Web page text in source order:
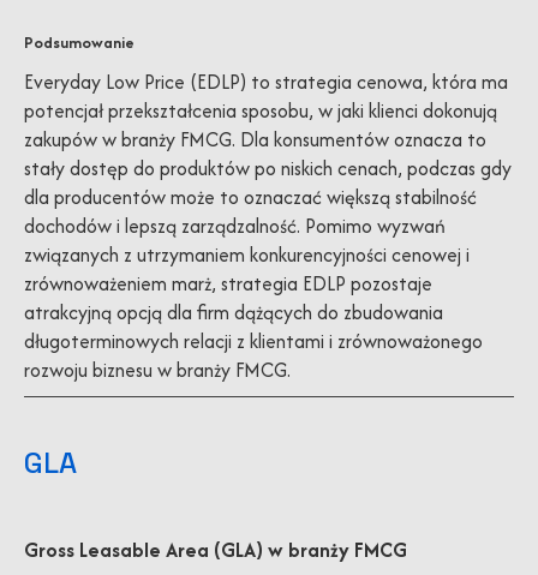
Podsumowanie
Everyday Low Price (EDLP) to strategia cenowa, która ma
potencjał przekształcenia sposobu, w jaki klienci dokonują
zakupów w branży FMCG. Dla konsumentów oznacza to
stały dostęp do produktów po niskich cenach, podczas gdy
dla producentów może to oznaczać większą stabilność
dochodów i lepszą zarządzalność. Pomimo wyzwań
związanych z utrzymaniem konkurencyjności cenowej i
zrównoważeniem marż, strategia EDLP pozostaje
atrakcyjną opcją dla firm dążących do zbudowania
długoterminowych relacji z klientami i zrównoważonego
rozwoju biznesu w branży FMCG.
GLA
Gross Leasable Area (GLA) w branży FMCG